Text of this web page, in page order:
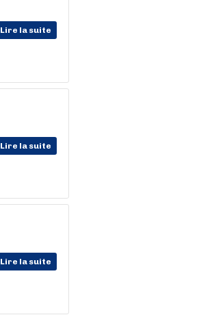
Lire la suite
Lire la suite
Lire la suite